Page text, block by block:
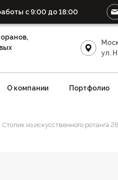
с 9:00 до 18:00
ул.
О компании Портфолио
Столик из искусственного ротанга